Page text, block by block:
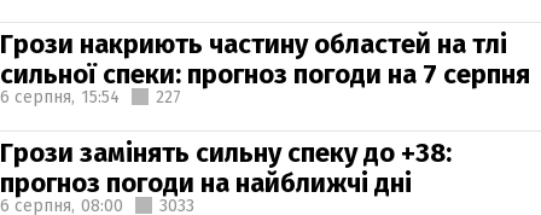
Грози накриють частину областей на тлі
сильної спеки: прогноз погоди на 7 серпня
6 серпня, 15:54 227
Грози замінять сильну спеку до +38:
прогноз погоди на найближчі дні
6 серпня, 08:00 3033